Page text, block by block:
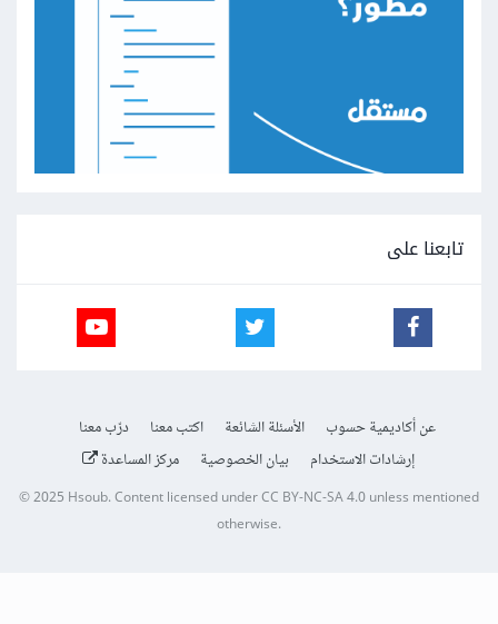
تابعنا على
عن أكاديمية حسوب الأسئلة الشائعة اكتب معنا
درّب معنا
إرشادات الاستخدام
بيان الخصوصية مركز المساعدة
© 2025 Hsoub.Content licensed underCC BY-NC-SA 4.0unless mentioned
otherwise.